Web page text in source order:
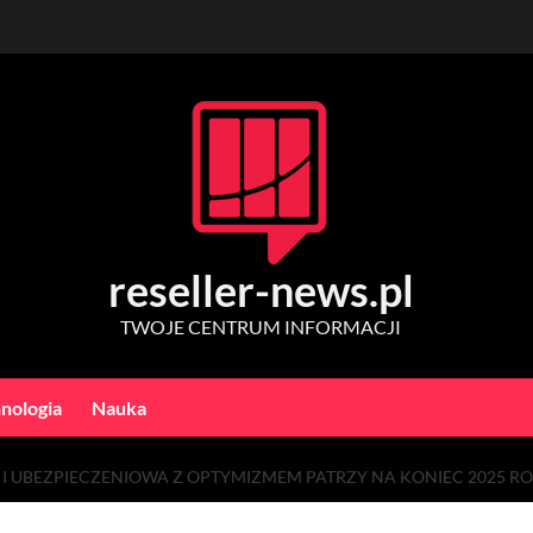
reseller-news.pl
TWOJE CENTRUM INFORMACJI
Nauka
UBEZPIECZENIOWA Z OPTYMIZMEM PATRZY NA KONIEC 2025